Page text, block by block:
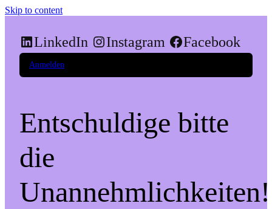
Skip to content
LinkedIn Instagram Facebook
Anmelden
Entschuldige bitte
die
Unannehmlichkeiten!